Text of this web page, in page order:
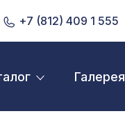
+7 (812) 409 1 555
Галерея
панели